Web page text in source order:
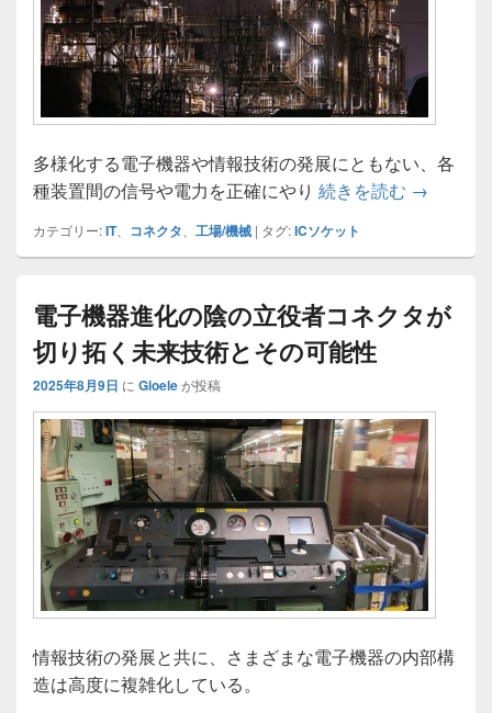
多様化する電子機器や情報技術の発展にともない、各
種装置間の信号や電力を正確にやり 続きを読む 進化する
→
カテゴリー:IT、 コネクタ 工場/機械 | タグ:ICソケット
電子機器進化の陰の立役者コネクタが
切り拓く未来技術とその可能性
2025年8月9日 に Gioeleが投稿
情報技術の発展と共に、さまざまな電子機器の内部構
造は高度に複雑化している。